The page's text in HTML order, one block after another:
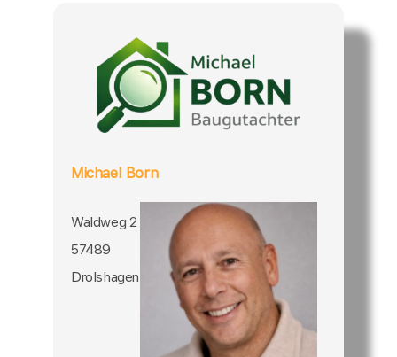
Michael Born
Waldweg 2
57489
Drolshagen